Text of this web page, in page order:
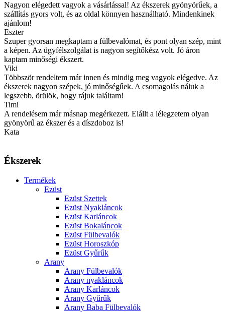
Nagyon elégedett vagyok a vásárlással! Az ékszerek gyönyörűek, a
szállítás gyors volt, és az oldal könnyen használható. Mindenkinek
ajánlom!
Eszter
Szuper gyorsan megkaptam a fülbevalómat, és pont olyan szép, mint
a képen. Az ügyfélszolgálat is nagyon segítőkész volt. Jó áron
kaptam minőségi ékszert.
Viki
Többször rendeltem már innen és mindig meg vagyok elégedve. Az
ékszerek nagyon szépek, jó minőségűek. A csomagolás náluk a
legszebb, örülök, hogy rájuk találtam!
Timi
A rendelésem már másnap megérkezett. Elállt a lélegzetem olyan
gyönyörű az ékszer és a díszdoboz is!
Kata
Ékszerek
Termékek
Ezüst
Ezüst Szettek
Ezüst Nyakláncok
Ezüst Karláncok
Ezüst Bokaláncok
Ezüst Fülbevalók
Ezüst Horoszkóp
Ezüst Gyűrűk
Arany
Arany Fülbevalók
Arany nyakláncok
Arany Karláncok
Arany Gyűrűk
Arany Baba Fülbevalók